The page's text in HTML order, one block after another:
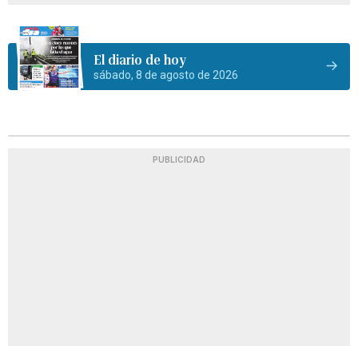
El diario de hoy
sábado, 8 de agosto de 2026
PUBLICIDAD